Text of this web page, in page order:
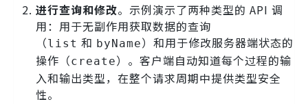
进行查询和修改。示例演示了两种类型的 API 调
用：用于无副作用获取数据的查询
（list 和 byName）和用于修改服务器端状态的
操作（create）。客户端自动知道每个过程的输
入和输出类型，在整个请求周期中提供类型安全
性。